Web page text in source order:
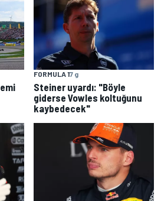
FORMULA 17 g
Steiner uyardı: "Böyle
giderse Vowles koltuğunu
kaybedecek"